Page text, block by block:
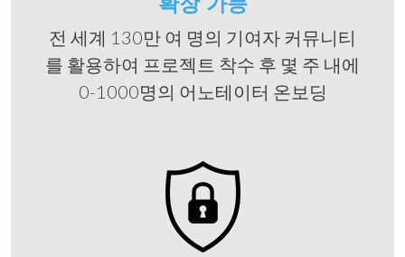
전 세계 130만 여 명의 기여자 커뮤니티
를 활용하여 프로젝트 착수 후 몇 주 내에
0-1000명의 어노테이터 온보딩